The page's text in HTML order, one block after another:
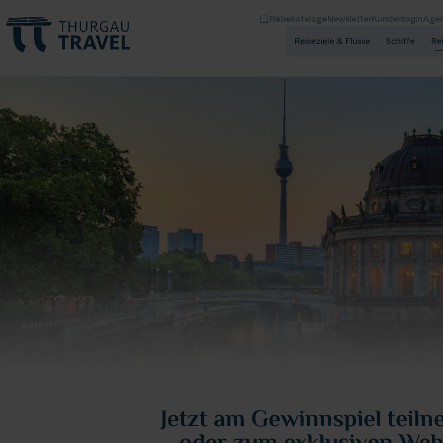
ReisekatalogeNewsletterKundenlogin
Reiseziele & Flüsse Schiffe
Jetzt am Gewinnspiel